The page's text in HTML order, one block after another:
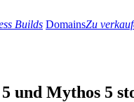
Builds DomainsZu
und Mythos 5